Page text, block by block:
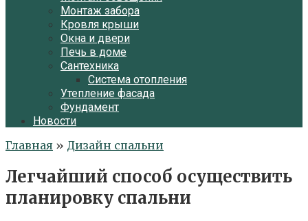
Монтаж забора
Кровля крыши
Окна и двери
Печь в доме
Сантехника
Система отопления
Утепление фасада
Фундамент
Новости
Главная » Дизайн спальни
Легчайший способ осуществить
планировку спальни